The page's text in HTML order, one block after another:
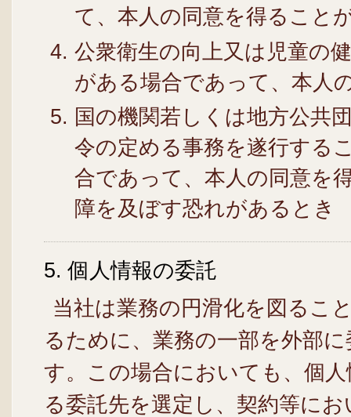
て、本人の同意を得ること
公衆衛生の向上又は児童の
がある場合であって、本人
国の機関若しくは地方公共
令の定める事務を遂行する
合であって、本人の同意を
障を及ぼす恐れがあるとき
5. 個人情報の委託
当社は業務の円滑化を図るこ
るために、業務の一部を外部
す。この場合においても、個
る委託先を選定し、契約等に